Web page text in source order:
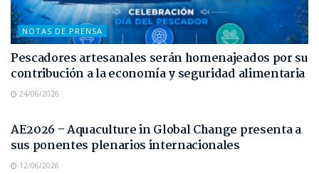
NOTAS DE PRENSA
Pescadores artesanales serán homenajeados por su
contribución a la economía y seguridad alimentaria
24/06/2026
AE2026 – Aquaculture in Global Change presenta a
sus ponentes plenarios internacionales
12/06/2026